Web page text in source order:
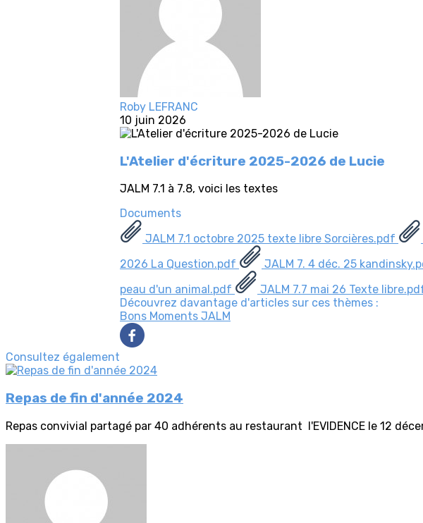
Roby LEFRANC
10 juin 2026
L'Atelier d'écriture 2025-2026 de Lucie
JALM 7.1 à 7.8, voici les textes
Documents
JALM 7.1 octobre 2025 texte libre Sorcières.pdf
2026 La Question.pdf
JALM 7. 4 déc. 25
peau d'un animal.pdf
JALM 7.7 mai 26 Texte
Découvrez davantage d'articles sur ces thèmes :
Bons Moments JALM
Consultez également
Repas de fin d'année 2024
Repas convivial partagé par 40 adhérents au restaurant l'EVIDENCE le 12